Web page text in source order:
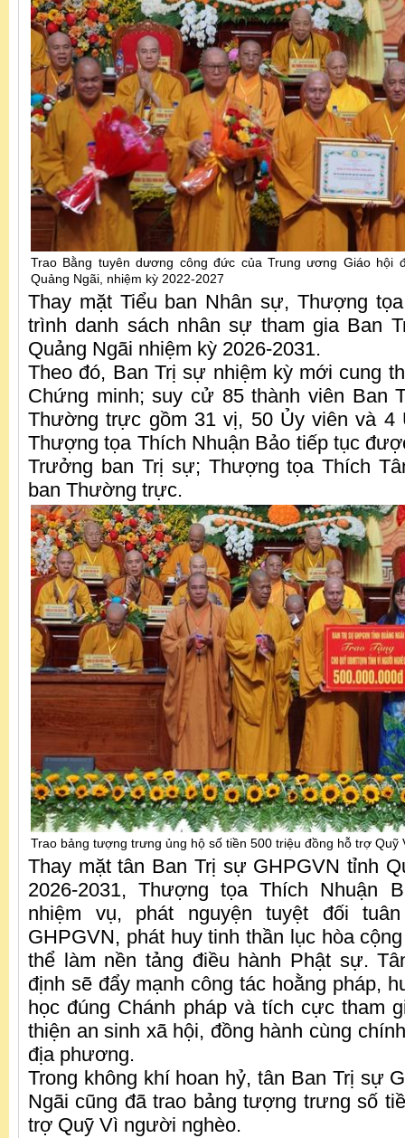
Trao Bằng tuyên dương công đức của Trung ương Giáo hội
Quảng Ngãi, nhiệm kỳ 2022-2027
Thay mặt Tiểu ban Nhân sự, Thượng
trình danh sách nhân sự tham gia Ban
Quảng Ngãi nhiệm kỳ 2026-2031.
Theo đó, Ban Trị sự nhiệm kỳ mới cung
Chứng minh; suy cử 85 thành viên Ban
Thường trực gồm 31 vị, 50 Ủy viên và 4
Thượng tọa Thích Nhuận Bảo tiếp tục
Trưởng ban Trị sự; Thượng tọa Thích
ban Thường trực.
Trao bảng tượng trưng ủng hộ số tiền 500 triệu đồng hỗ trợ Quỹ
Thay mặt tân Ban Trị sự GHPGVN tỉnh
2026-2031, Thượng tọa Thích Nhuận
nhiệm vụ, phát nguyện tuyệt đối
GHPGVN, phát huy tinh thần lục hòa
thể làm nền tảng điều hành Phật sự.
định sẽ đẩy mạnh công tác hoằng pháp,
học đúng Chánh pháp và tích cực tham
thiện an sinh xã hội, đồng hành cùng
địa phương.
Trong không khí hoan hỷ, tân Ban Trị sự
Ngãi cũng đã trao bảng tượng trưng số
trợ Quỹ Vì người nghèo.